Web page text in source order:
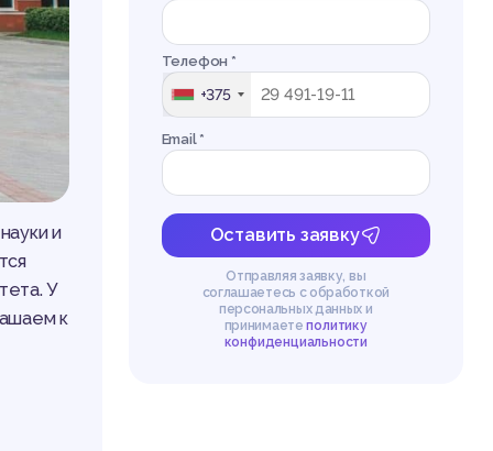
и
У
к
Телефон *
+375
Email *
Оставить заявку
Отправляя заявку, вы
соглашаетесь с обработкой
персональных данных и
принимаетеполитику
конфиденциальности